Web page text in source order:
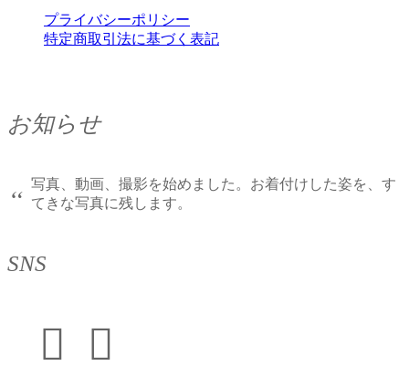
プライバシーポリシー
特定商取引法に基づく表記
お知らせ
“ 写真、動画、撮影を始めました。お着付けした姿を、す
てきな写真に残します。
SNS